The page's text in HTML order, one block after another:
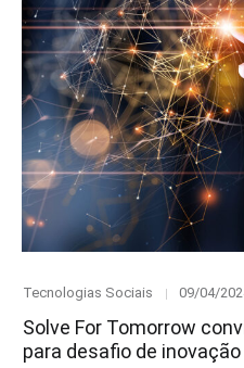
Category
Tecnologias Sociais
Posted
09/04/
Solve For Tomorrow
para desafio de inovação